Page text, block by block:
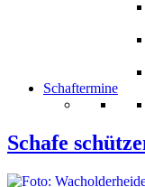
Schaftermine
Schafe